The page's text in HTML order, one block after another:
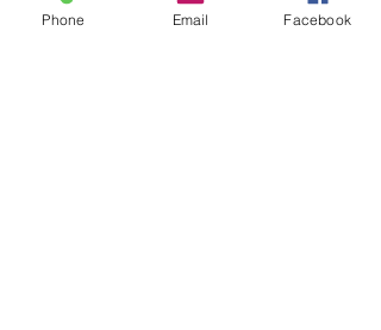
ることが多いため、同じくらい
Phone Email Facebook